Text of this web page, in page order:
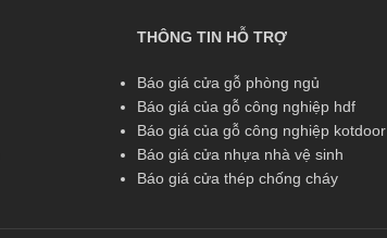
THÔNG TIN HỖ TRỢ
Báo giá cửa gỗ phòng ngủ
Báo giá của gỗ công nghiệp hdf
Báo giá của gỗ công nghiệp kotdoor
Báo giá cửa nhựa nhà vệ sinh
Báo giá cửa thép chống cháy